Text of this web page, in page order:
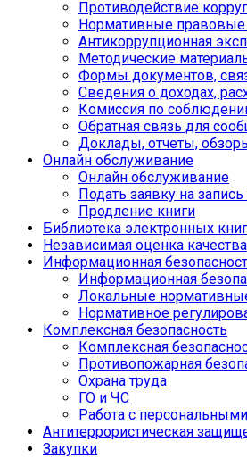
Противодействие
Нормативные правовые
Антикоррупционная
Методические
Формы документов,
Сведения о доходах,
Комиссия по
Обратная связь для
Доклады, отчеты,
Онлайн обслуживание
Онлайн обслуживание
Подать заявку на
Продление книги
Библиотека электронных книг
Независимая оценка качества
Информационная
Информационная
Локальные
Нормативное
Комплексная безопасность
Комплексная
Противопожарная
Охрана труда
ГО и ЧС
Работа с
Антитеррористическая
Закупки